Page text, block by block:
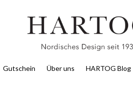
Gutschein Über uns HARTOG Blog